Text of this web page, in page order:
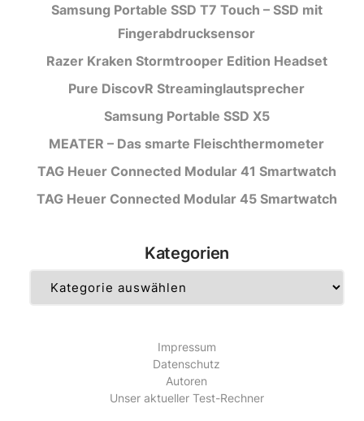
Samsung Portable SSD T7 Touch – SSD mit
Fingerabdrucksensor
Razer Kraken Stormtrooper Edition Headset
Pure DiscovR Streaminglautsprecher
Samsung Portable SSD X5
MEATER – Das smarte Fleischthermometer
TAG Heuer Connected Modular 41 Smartwatch
TAG Heuer Connected Modular 45 Smartwatch
Kategorien
Impressum
Datenschutz
Autoren
Unser aktueller Test-Rechner